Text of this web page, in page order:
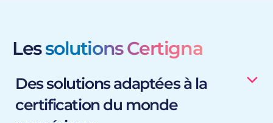
Lessolutions Certigna
Des solutions adaptées à la
certification du monde